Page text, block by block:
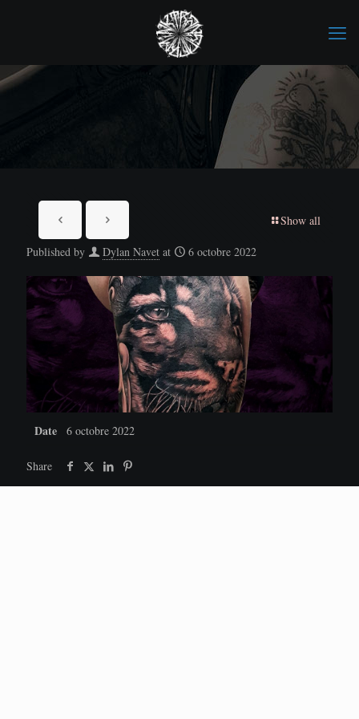
Show all
Published by Dylan Navet at 6 octobre 2022
Date 6 octobre 2022
Share